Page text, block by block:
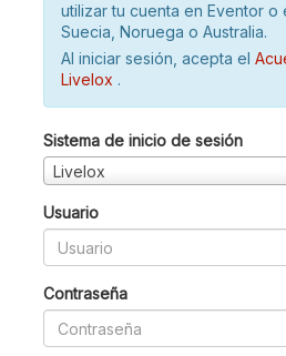
utilizar tu cuenta en Eventor o
Suecia, Noruega o Australia.
Al iniciar sesión, acepta el
Livelox .
Sistema de inicio de sesión
Livelox
Usuario
Contraseña